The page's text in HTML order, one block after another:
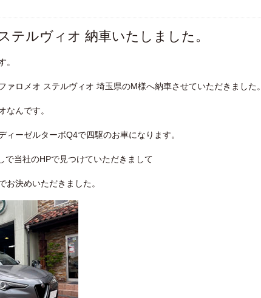
テルヴィオ 納車いたしました。
。
ァロメオ ステルヴィオ 埼玉県のM様へ納車させていただきました。
なんです。
ィーゼルターボQ4で四駆のお車になります。
で当社のHPで見つけていただきまして
お決めいただきました。